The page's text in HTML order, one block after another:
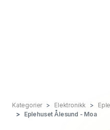
Kategorier Elektronikk
Eplehuset Ålesund - Moa